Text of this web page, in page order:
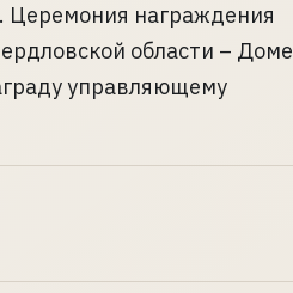
награждения
области – Доме
управляющему